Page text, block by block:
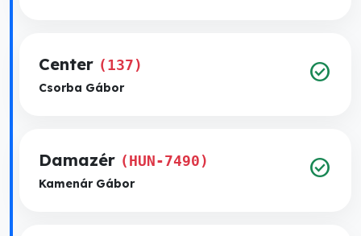
Center (137)
Csorba Gábor
check_circle
Damazér (HUN-7490)
Kamenár Gábor
check_circle